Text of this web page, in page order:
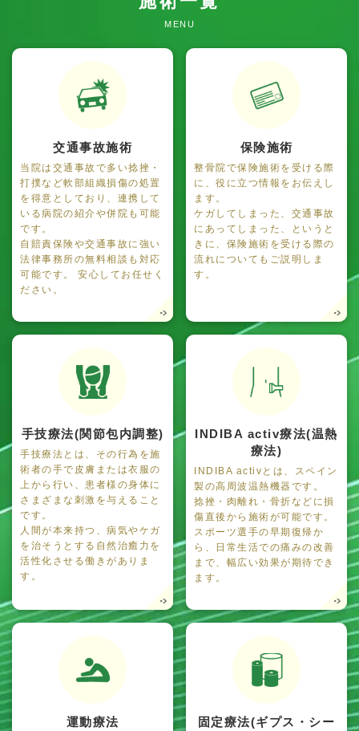
MENU
交通事故施術
当院は交通事故で多い捻挫・
打撲など軟部組織損傷の処置
を得意としており、連携して
いる病院の紹介や併院も可能
です。
自賠責保険や交通事故に強い
法律事務所の無料相談も対応
可能です。 安心してお任せく
ださい。
保険施術
整骨院で保険施術を受ける際
に、役に立つ情報をお伝えし
ます。
ケガしてしまった、交通事故
にあってしまった、というと
きに、保険施術を受ける際の
流れについてもご説明しま
す。
手技療法(関節包内調整)
手技療法とは、その行為を施
術者の手で皮膚または衣服の
上から行い、患者様の身体に
さまざまな刺激を与えること
です。
人間が本来持つ、病気やケガ
を治そうとする自然治癒力を
活性化させる働きがありま
す。
INDIBA activ療法(温熱
療法)
INDIBA activとは、スペイン
製の高周波温熱機器です。
捻挫・肉離れ・骨折などに損
傷直後から施術が可能です。
スポーツ選手の早期復帰か
ら、日常生活での痛みの改善
まで、幅広い効果が期待でき
ます。
運動療法
固定療法(ギプス・シー